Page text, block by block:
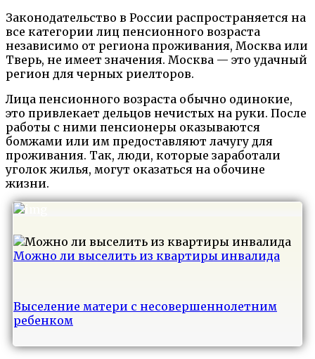
Законодательство в России распространяется на
все категории лиц пенсионного возраста
независимо от региона проживания, Москва или
Тверь, не имеет значения. Москва — это удачный
регион для черных риелторов.
Лица пенсионного возраста обычно одинокие,
это привлекает дельцов нечистых на руки. После
работы с ними пенсионеры оказываются
бомжами или им предоставляют лачугу для
проживания. Так, люди, которые заработали
уголок жилья, могут оказаться на обочине
жизни.
Можно ли выселить из квартиры инвалида
Выселение матери с несовершеннолетним
ребенком